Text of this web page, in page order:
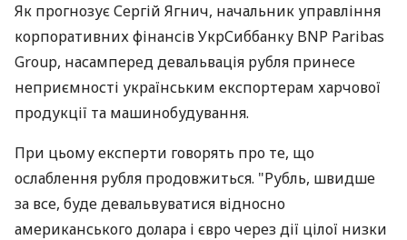
Як прогнозує Сергій Ягнич, начальник управління
корпоративних фінансів УкрСиббанку BNP Paribas
Group, насамперед девальвація рубля принесе
неприємності українським експортерам харчової
продукції та машинобудування.
При цьому експерти говорять про те, що
ослаблення рубля продовжиться. "Рубль, швидше
за все, буде девальвуватися відносно
американського долара і євро через дії цілої низки